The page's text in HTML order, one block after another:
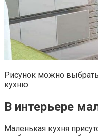
Рисунок можно
кухню
В интерьере
Маленькая кухня